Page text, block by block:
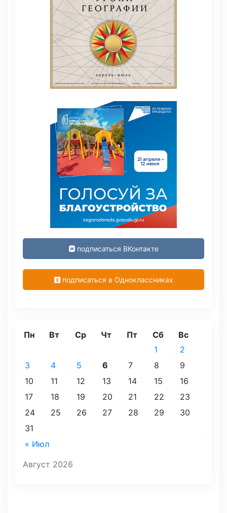
подписаться ВКонтакте
подписаться в Одноклассниках
Август 2026
Пн Вт Ср Чт Пт Сб Вс
« Июл
1
2
3
4 5 6 7 8
9
10
11 12 13 14 15
16
17
18 19 20 21 22
23
24
25 26 27 28 29
30
31